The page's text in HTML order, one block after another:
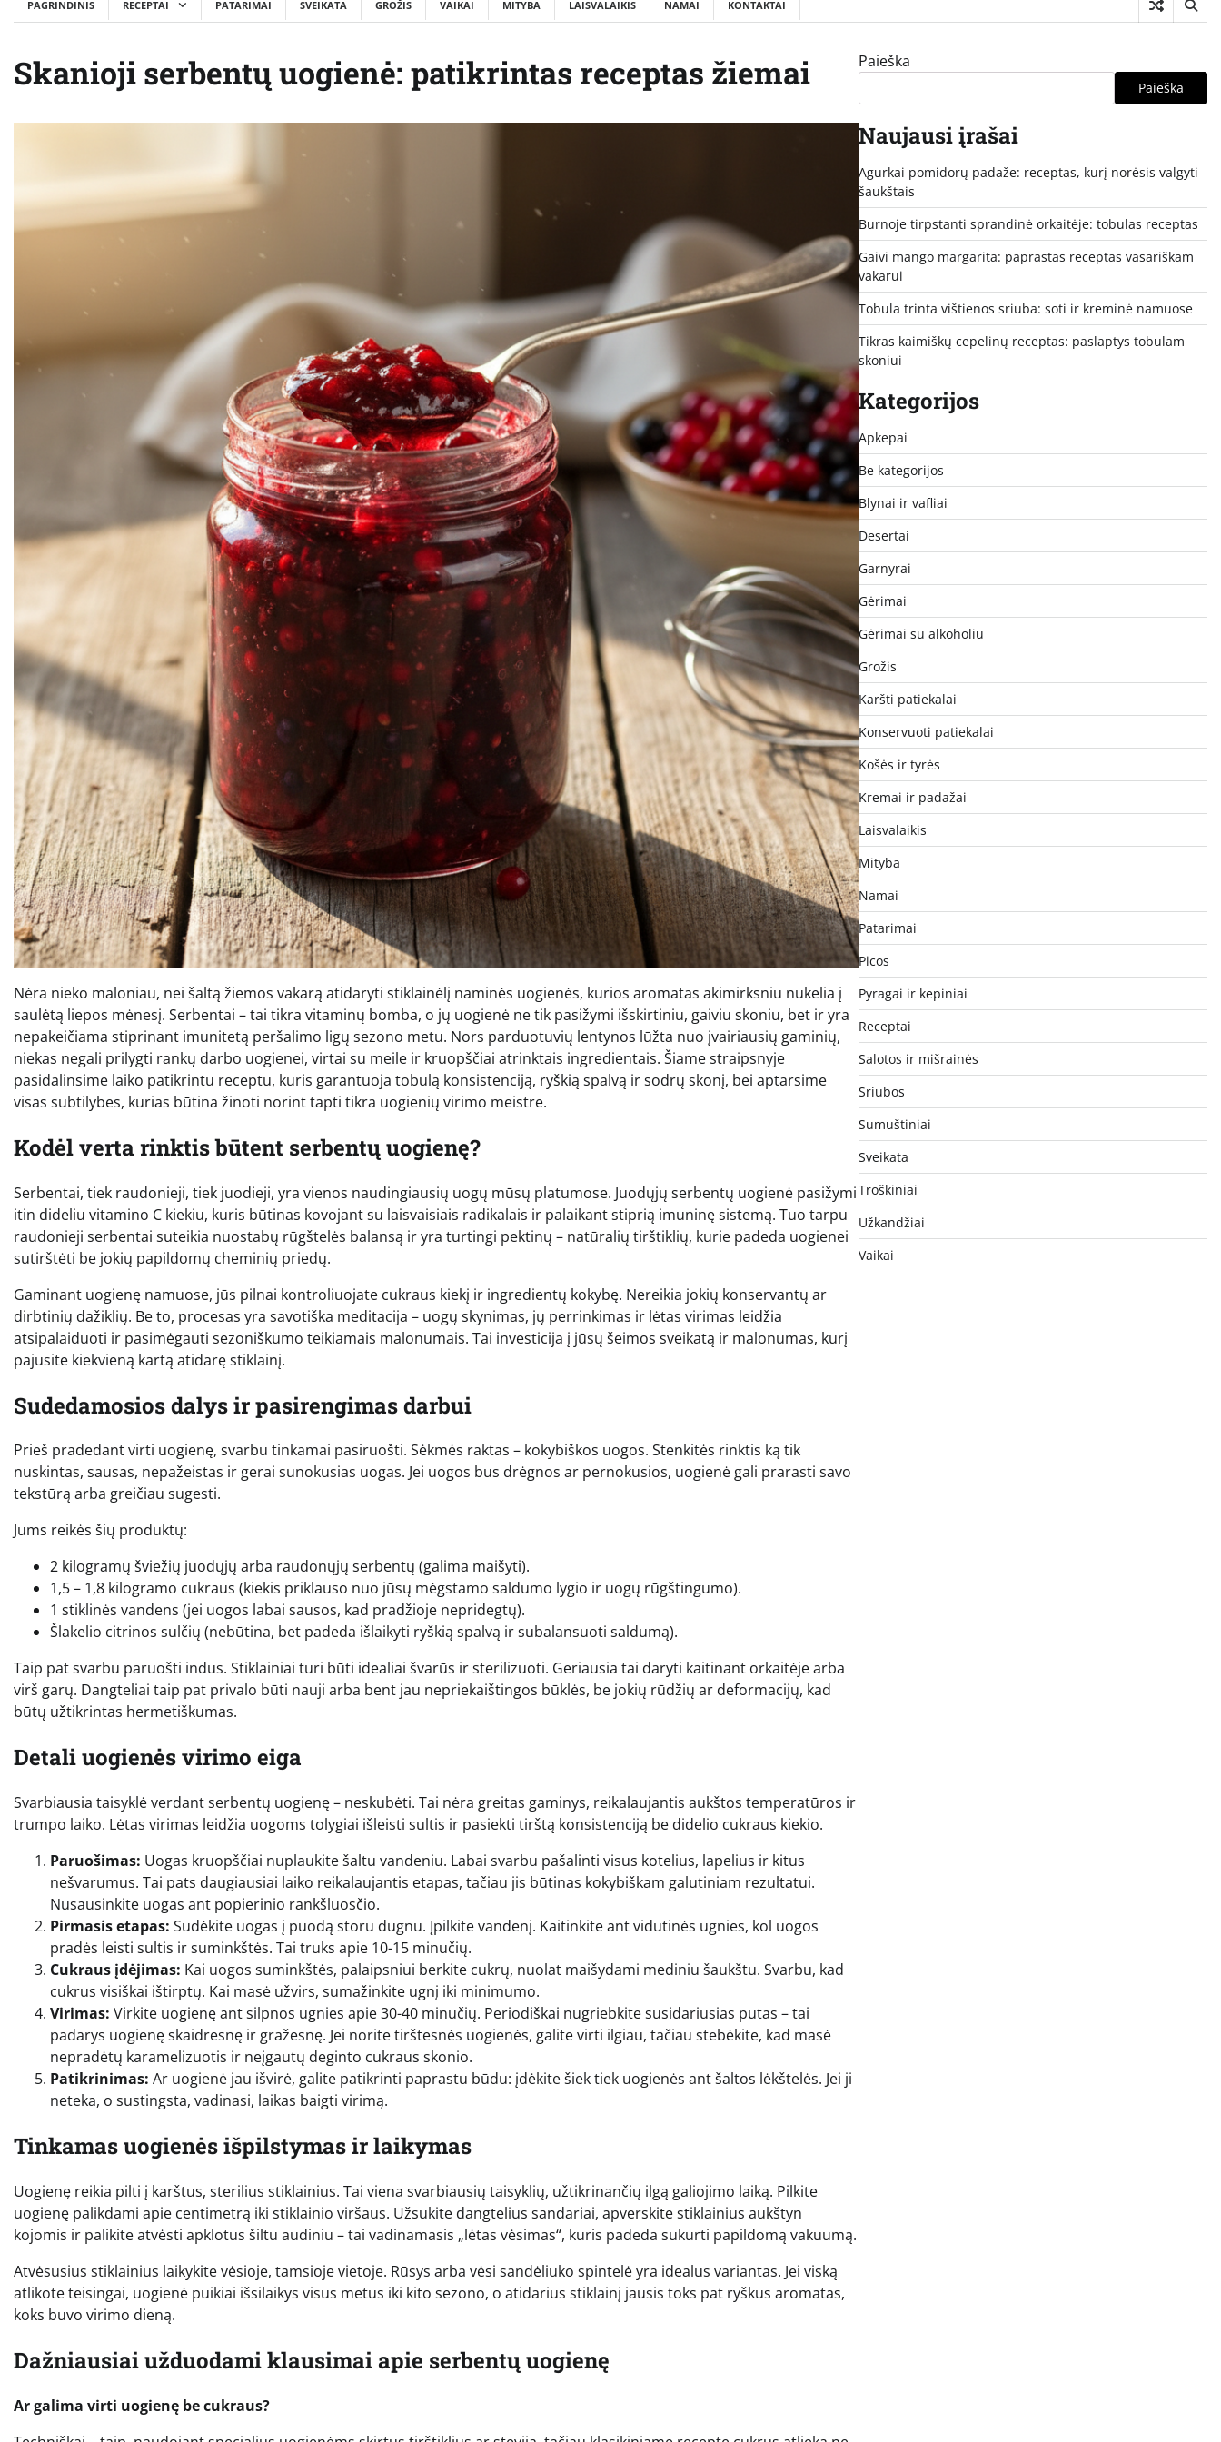
PAGRINDINIS RECEPTAI PATARIMAI SVEIKATA GROŽIS VAIKAI MITYBA LAISVALAIKIS NAMAI KONTAKTAI
Skanioji serbentų uogienė: patikrintas receptas žiemai
Nėra nieko maloniau, nei šaltą žiemos vakarą atidaryti stiklainėlį naminės uogienės, kurios aromatas akimirksniu nukelia į
saulėtą liepos mėnesį. Serbentai – tai tikra vitaminų bomba, o jų uogienė ne tik pasižymi išskirtiniu, gaiviu skoniu, bet ir yra
nepakeičiama stiprinant imunitetą peršalimo ligų sezono metu. Nors parduotuvių lentynos lūžta nuo įvairiausių gaminių,
niekas negali prilygti rankų darbo uogienei, virtai su meile ir kruopščiai atrinktais ingredientais. Šiame straipsnyje
pasidalinsime laiko patikrintu receptu, kuris garantuoja tobulą konsistenciją, ryškią spalvą ir sodrų skonį, bei aptarsime
visas subtilybes, kurias būtina žinoti norint tapti tikra uogienių virimo meistre.
Kodėl verta rinktis būtent serbentų uogienę?
Serbentai, tiek raudonieji, tiek juodieji, yra vienos naudingiausių uogų mūsų platumose. Juodųjų serbentų uogienė pasižymi
itin dideliu vitamino C kiekiu, kuris būtinas kovojant su laisvaisiais radikalais ir palaikant stiprią imuninę sistemą. Tuo tarpu
raudonieji serbentai suteikia nuostabų rūgštelės balansą ir yra turtingi pektinų – natūralių tirštiklių, kurie padeda uogienei
sutirštėti be jokių papildomų cheminių priedų.
Gaminant uogienę namuose, jūs pilnai kontroliuojate cukraus kiekį ir ingredientų kokybę. Nereikia jokių konservantų ar
dirbtinių dažiklių. Be to, procesas yra savotiška meditacija – uogų skynimas, jų perrinkimas ir lėtas virimas leidžia
atsipalaiduoti ir pasimėgauti sezoniškumo teikiamais malonumais. Tai investicija į jūsų šeimos sveikatą ir malonumas, kurį
pajusite kiekvieną kartą atidarę stiklainį.
Sudedamosios dalys ir pasirengimas darbui
Prieš pradedant virti uogienę, svarbu tinkamai pasiruošti. Sėkmės raktas – kokybiškos uogos. Stenkitės rinktis ką tik
nuskintas, sausas, nepažeistas ir gerai sunokusias uogas. Jei uogos bus drėgnos ar pernokusios, uogienė gali prarasti savo
tekstūrą arba greičiau sugesti.
Jums reikės šių produktų:
2 kilogramų šviežių juodųjų arba raudonųjų serbentų (galima maišyti).
1,5 – 1,8 kilogramo cukraus (kiekis priklauso nuo jūsų mėgstamo saldumo lygio ir uogų rūgštingumo).
1 stiklinės vandens (jei uogos labai sausos, kad pradžioje nepridegtų).
Šlakelio citrinos sulčių (nebūtina, bet padeda išlaikyti ryškią spalvą ir subalansuoti saldumą).
Taip pat svarbu paruošti indus. Stiklainiai turi būti idealiai švarūs ir sterilizuoti. Geriausia tai daryti kaitinant orkaitėje arba
virš garų. Dangteliai taip pat privalo būti nauji arba bent jau nepriekaištingos būklės, be jokių rūdžių ar deformacijų, kad
būtų užtikrintas hermetiškumas.
Detali uogienės virimo eiga
Svarbiausia taisyklė verdant serbentų uogienę – neskubėti. Tai nėra greitas gaminys, reikalaujantis aukštos temperatūros ir
trumpo laiko. Lėtas virimas leidžia uogoms tolygiai išleisti sultis ir pasiekti tirštą konsistenciją be didelio cukraus kiekio.
Paruošimas: Uogas kruopščiai nuplaukite šaltu vandeniu. Labai svarbu pašalinti visus kotelius, lapelius ir kitus
nešvarumus. Tai pats daugiausiai laiko reikalaujantis etapas, tačiau jis būtinas kokybiškam galutiniam rezultatui.
Nusausinkite uogas ant popierinio rankšluosčio.
Pirmasis etapas: Sudėkite uogas į puodą storu dugnu. Įpilkite vandenį. Kaitinkite ant vidutinės ugnies, kol uogos
pradės leisti sultis ir suminkštės. Tai truks apie 10-15 minučių.
Cukraus įdėjimas: Kai uogos suminkštės, palaipsniui berkite cukrų, nuolat maišydami mediniu šaukštu. Svarbu, kad
cukrus visiškai ištirptų. Kai masė užvirs, sumažinkite ugnį iki minimumo.
Virimas: Virkite uogienę ant silpnos ugnies apie 30-40 minučių. Periodiškai nugriebkite susidariusias putas – tai
padarys uogienę skaidresnę ir gražesnę. Jei norite tirštesnės uogienės, galite virti ilgiau, tačiau stebėkite, kad masė
nepradėtų karamelizuotis ir neįgautų deginto cukraus skonio.
Patikrinimas: Ar uogienė jau išvirė, galite patikrinti paprastu būdu: įdėkite šiek tiek uogienės ant šaltos lėkštelės. Jei ji
neteka, o sustingsta, vadinasi, laikas baigti virimą.
Tinkamas uogienės išpilstymas ir laikymas
Uogienę reikia pilti į karštus, sterilius stiklainius. Tai viena svarbiausių taisyklių, užtikrinančių ilgą galiojimo laiką. Pilkite
uogienę palikdami apie centimetrą iki stiklainio viršaus. Užsukite dangtelius sandariai, apverskite stiklainius aukštyn
kojomis ir palikite atvėsti apklotus šiltu audiniu – tai vadinamasis „lėtas vėsimas“, kuris padeda sukurti papildomą vakuumą.
Atvėsusius stiklainius laikykite vėsioje, tamsioje vietoje. Rūsys arba vėsi sandėliuko spintelė yra idealus variantas. Jei viską
atlikote teisingai, uogienė puikiai išsilaikys visus metus iki kito sezono, o atidarius stiklainį jausis toks pat ryškus aromatas,
koks buvo virimo dieną.
Dažniausiai užduodami klausimai apie serbentų uogienę
Ar galima virti uogienę be cukraus?
Paieška
Paieška
Naujausi įrašai
Agurkai pomidorų padaže: receptas, kurį norėsis valgyti
šaukštais
Burnoje tirpstanti sprandinė orkaitėje: tobulas receptas
Gaivi mango margarita: paprastas receptas vasariškam
vakarui
Tobula trinta vištienos sriuba: soti ir kreminė namuose
Tikras kaimiškų cepelinų receptas: paslaptys tobulam
skoniui
Kategorijos
Apkepai
Be kategorijos
Blynai ir vafliai
Desertai
Garnyrai
Gėrimai
Gėrimai su alkoholiu
Grožis
Karšti patiekalai
Konservuoti patiekalai
Košės ir tyrės
Kremai ir padažai
Laisvalaikis
Mityba
Namai
Patarimai
Picos
Pyragai ir kepiniai
Receptai
Salotos ir mišrainės
Sriubos
Sumuštiniai
Sveikata
Troškiniai
Užkandžiai
Vaikai